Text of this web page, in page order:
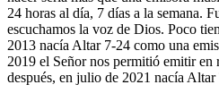
24 horas al día, 7 días a la semana.
escuchamos la voz de Dios. Poco
2013 nacía Altar 7-24 como una
2019 el Señor nos permitió emitir en
después, en julio de 2021 nacía Altar